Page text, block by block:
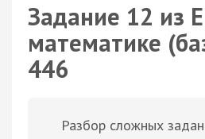
Задание 12 из
математике
446
Разбор сложных